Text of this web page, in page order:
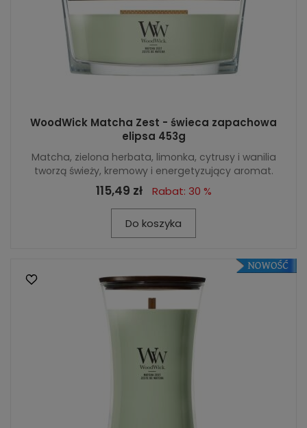
WoodWick Matcha Zest - świeca zapachowa
elipsa 453g
Matcha, zielona herbata, limonka, cytrusy i wanilia
tworzą świeży, kremowy i energetyzujący aromat.
115,49 zł Rabat: 30 %
Do koszyka